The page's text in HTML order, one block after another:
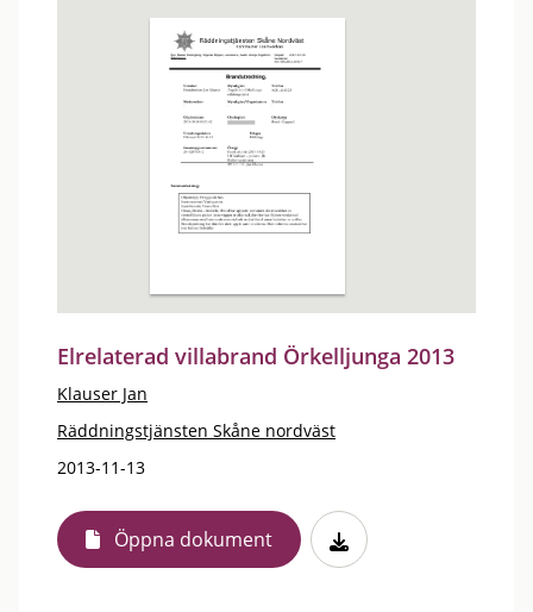
Elrelaterad villabrand Örkelljunga 2013
Klauser Jan
Räddningstjänsten Skåne nordväst
2013-11-13
Öppna dokument